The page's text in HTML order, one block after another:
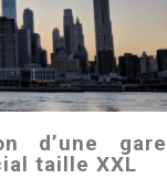
d’une gare
taille XXL